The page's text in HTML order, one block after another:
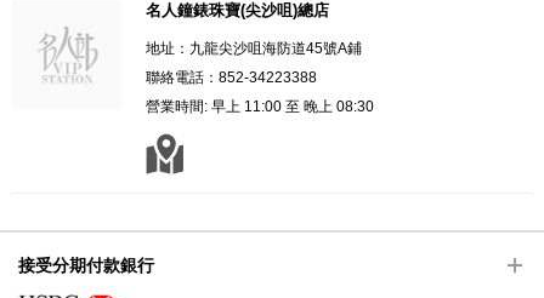
名人鐘錶珠寶(尖沙咀)總店
地址：九龍尖沙咀海防道45號A鋪
聯絡電話：852-34223388
營業時間: 早上 11:00 至 晚上 08:30
接受分期付款銀行